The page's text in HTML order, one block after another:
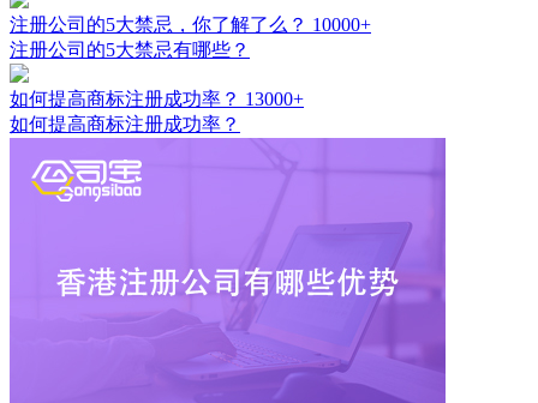
注册公司的5大禁忌，你了解了么？ 10000+
注册公司的5大禁忌有哪些？
如何提高商标注册成功率？ 13000+
如何提高商标注册成功率？